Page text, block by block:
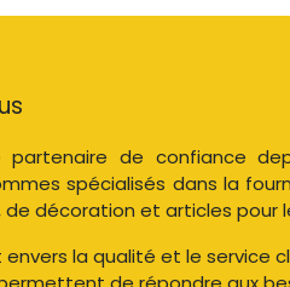
partenaire de confiance
spécialisés dans la
de décoration et articles pour
la qualité et le service